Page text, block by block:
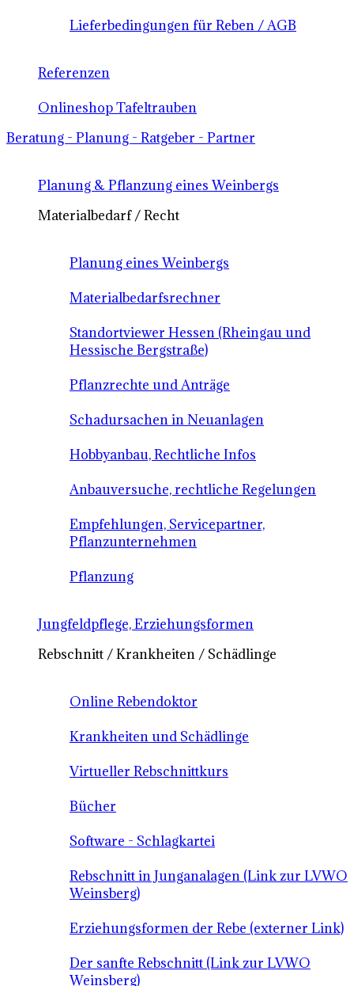
Lieferbedingungen für Reben / AGB
Referenzen
Onlineshop Tafeltrauben
Beratung - Planung - Ratgeber - Partner
Planung & Pflanzung eines Weinbergs
Materialbedarf / Recht
Planung eines Weinbergs
Materialbedarfsrechner
Standortviewer Hessen (Rheingau und
Hessische Bergstraße)
Pflanzrechte und Anträge
Schadursachen in Neuanlagen
Hobbyanbau, Rechtliche Infos
Anbauversuche, rechtliche Regelungen
Empfehlungen, Servicepartner,
Pflanzunternehmen
Pflanzung
Jungfeldpflege, Erziehungsformen
Rebschnitt / Krankheiten / Schädlinge
Online Rebendoktor
Krankheiten und Schädlinge
Virtueller Rebschnittkurs
Bücher
Software - Schlagkartei
Rebschnitt in Junganalagen (Link zur LVWO
Weinsberg)
Erziehungsformen der Rebe (externer Link)
Der sanfte Rebschnitt (Link zur LVWO
Weinsberg)